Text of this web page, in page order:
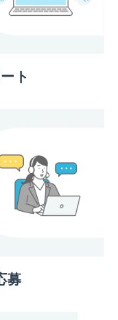
ト
募